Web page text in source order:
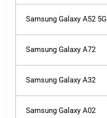
Samsung Galaxy A52 5G
Samsung Galaxy A72
Samsung Galaxy A32
Samsung Galaxy A02